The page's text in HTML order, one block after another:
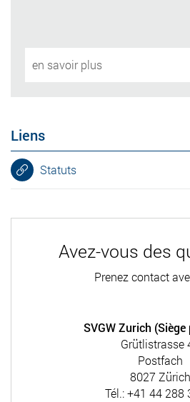
en savoir plus
Liens
Statuts
Avez-vous des
Prenez contact
SVGW Zurich
Grütlistrasse
Postfach
8027 Zürich
Tél.: +41 44 288